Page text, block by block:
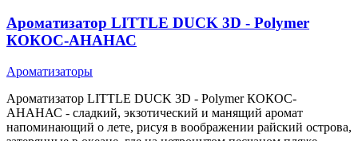
Ароматизатор LITTLE DUCK 3D - Polymer
КОКОС-АНАНАС
Ароматизаторы
Ароматизатор LITTLE DUCK 3D - Polymer КОКОС-
АНАНАС - сладкий, экзотический и манящий аромат
напоминающий о лете, рисуя в воображении райский острова,